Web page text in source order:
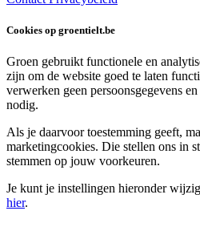
Cookies op groentielt.be
Groen gebruikt functionele en
zijn om de website goed te laten
verwerken geen persoonsgegevens
nodig.
Als je daarvoor toestemming geeft,
marketingcookies. Die stellen ons in
stemmen op jouw voorkeuren.
Je kunt je instellingen hieronder
hier.